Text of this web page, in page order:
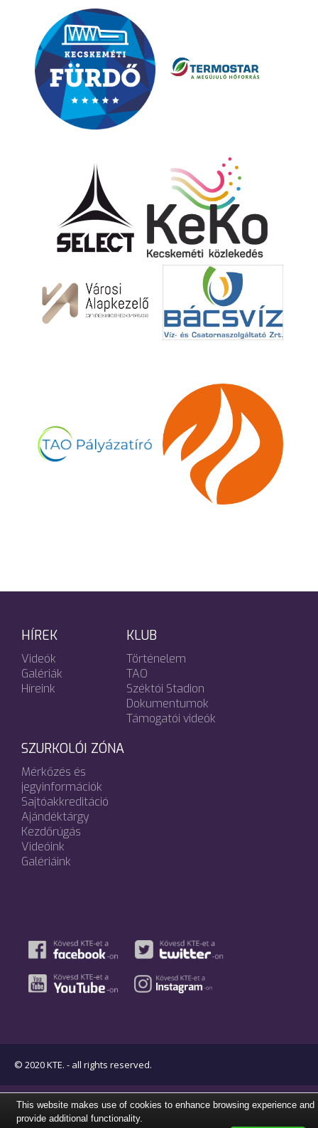
HÍREK
Videók
Galériák
Híreink
KLUB
Történelem
TAO
Széktói Stadion
Dokumentumok
Támogatói videók
SZURKOLÓI ZÓNA
Mérkőzés és
jegyinformációk
Sajtóakkreditáció
Ajándéktárgy
Kezdőrúgás
Videóink
Galériáink
© 2020 KTE. - all rights reserved.
This website makes use of cookies to enhance browsing experience and
provide additional functionality.